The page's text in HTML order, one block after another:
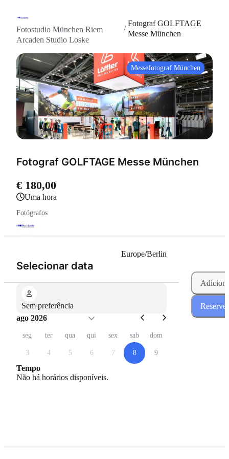
Fotostudio München Riem
Arcaden Studio Loske
/
Fotograf GOLFTAGE
Messe München
Messefotograf München
Fotograf GOLFTAGE Messe München
€ 180,00
uma hora
Fotógrafos
Selecionar data(Passo 1 de 2)
Europe/Berlin
Sem preferência
ago 2026
seg ter qua qui sex sab dom
3 4 5 6 7 8 9
Tempo
Não há horários disponíveis.
Reserve